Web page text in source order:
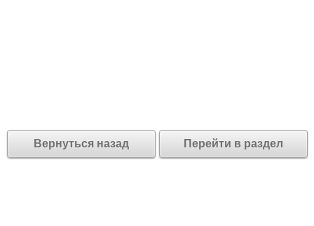
Вернуться назад Перейти в раздел